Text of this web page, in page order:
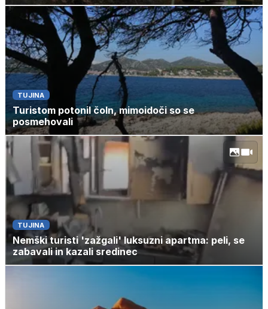
TUJINA
Turistom potonil čoln, mimoidoči so se
posmehovali
TUJINA
Nemški turisti 'zažgali' luksuzni apartma: peli, se
zabavali in kazali sredinec